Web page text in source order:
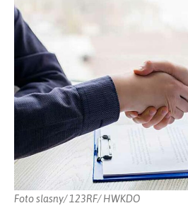
Foto slasny/ 123RF/ HWKDO